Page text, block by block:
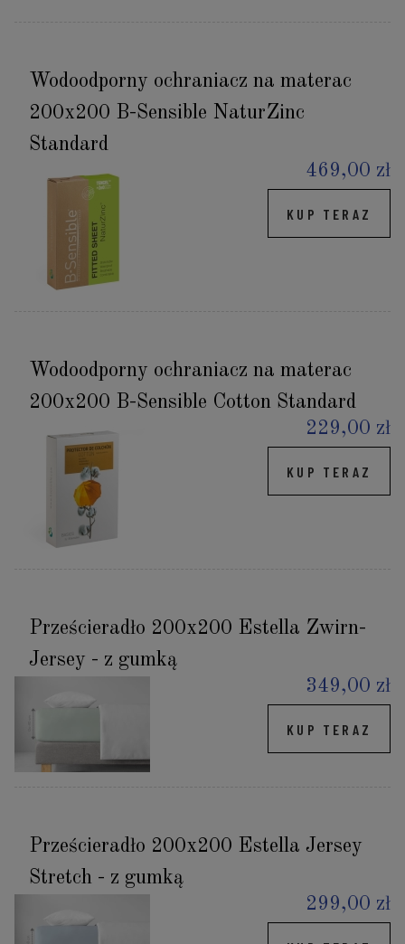
Wodoodporny ochraniacz na materac
200x200 B-Sensible NaturZinc
Standard
469,00 zł
KUP TERAZ
Wodoodporny ochraniacz na materac
200x200 B-Sensible Cotton Standard
229,00 zł
KUP TERAZ
Prześcieradło 200x200 Estella Zwirn-
Jersey - z gumką
349,00 zł
KUP TERAZ
Prześcieradło 200x200 Estella Jersey
Stretch - z gumką
299,00 zł